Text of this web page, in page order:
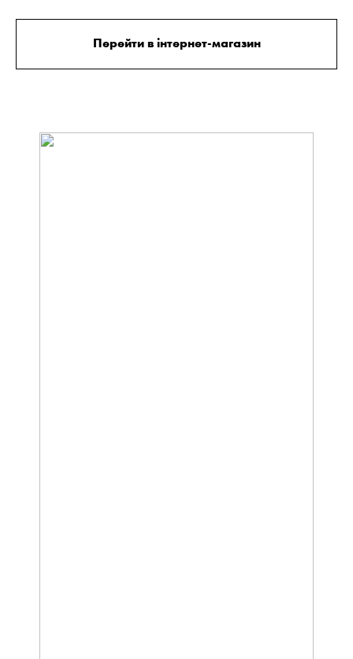
Перейти в інтернет-магазин